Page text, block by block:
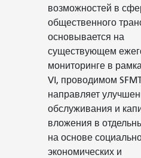
возможностей в
общественного
основывается на
существующем
мониторинге в
VI, проводимом
направляет
обслуживания и
вложения в
на основе
экономических и